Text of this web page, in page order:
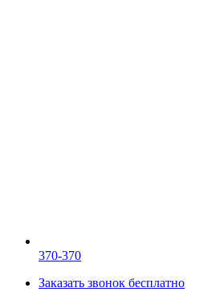
370-370
Заказать звонок бесплатно